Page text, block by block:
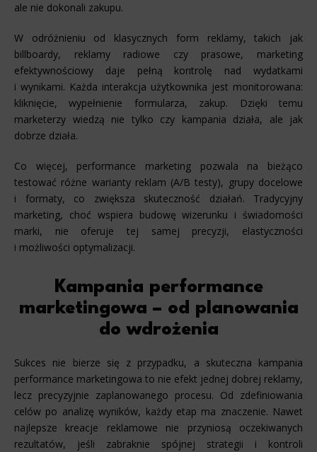
ale nie dokonali zakupu.
W odróżnieniu od klasycznych form reklamy, takich jak
billboardy, reklamy radiowe czy prasowe, marketing
efektywnościowy daje pełną kontrolę nad wydatkami
i wynikami. Każda interakcja użytkownika jest monitorowana:
kliknięcie, wypełnienie formularza, zakup. Dzięki temu
marketerzy wiedzą nie tylko czy kampania działa, ale jak
dobrze działa.
Co więcej, performance marketing pozwala na bieżąco
testować różne warianty reklam (A/B testy), grupy docelowe
i formaty, co zwiększa skuteczność działań. Tradycyjny
marketing, choć wspiera budowę wizerunku i świadomości
marki, nie oferuje tej samej precyzji, elastyczności
i możliwości optymalizacji.
Kampania performance
marketingowa – od planowania
do wdrożenia
Sukces nie bierze się z przypadku, a skuteczna kampania
performance marketingowa to nie efekt jednej dobrej reklamy,
lecz precyzyjnie zaplanowanego procesu. Od zdefiniowania
celów po analizę wyników, każdy etap ma znaczenie. Nawet
najlepsze kreacje reklamowe nie przyniosą oczekiwanych
rezultatów, jeśli zabraknie spójnej strategii i kontroli